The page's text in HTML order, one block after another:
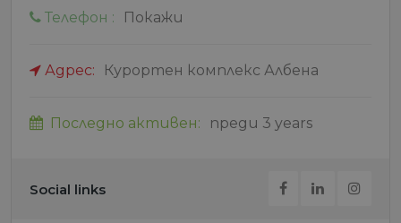
Телефон : Покажи
Адрес: Курортен комплекс Албена
Последно активен: преди 3 years
Social links